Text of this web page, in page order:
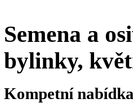
Semena a
bylinky,
Kompetní